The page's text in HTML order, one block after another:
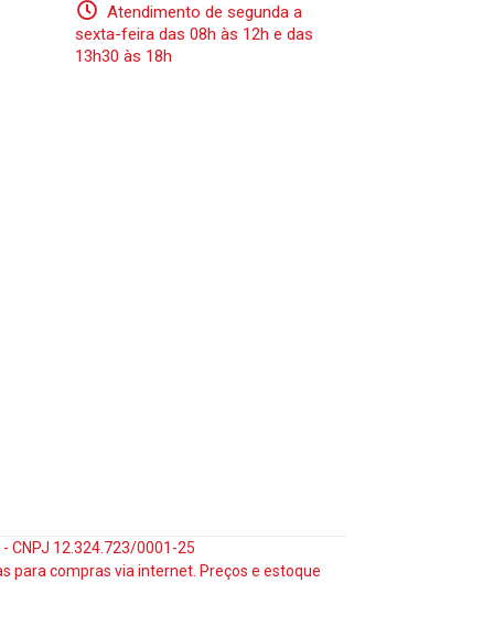
Atendimento de segunda a
sexta-feira das 08h às 12h e das
13h30 às 18h
CNPJ 12.324.723/0001-25
para compras via internet. Preços e estoque